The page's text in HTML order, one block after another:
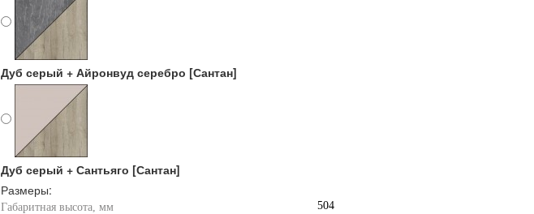
Дуб серый + Айронвуд серебро [Сантан]
Дуб серый + Сантьяго [Сантан]
Размеры:
Габаритная высота, мм
504